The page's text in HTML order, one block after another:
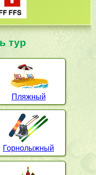
тур
Пляжный
Горнолыжный